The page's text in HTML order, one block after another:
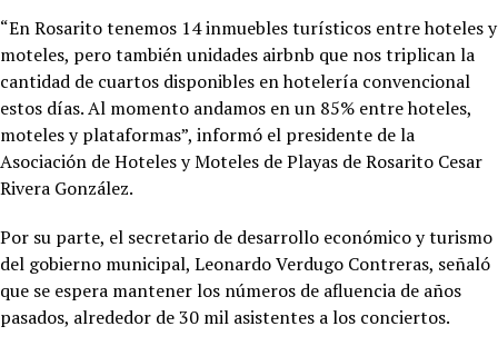
“En Rosarito tenemos 14 inmuebles turísticos entre hoteles y
moteles, pero también unidades airbnb que nos triplican la
cantidad de cuartos disponibles en hotelería convencional
estos días. Al momento andamos en un 85% entre hoteles,
moteles y plataformas”, informó el presidente de la
Asociación de Hoteles y Moteles de Playas de Rosarito Cesar
Rivera González.
Por su parte, el secretario de desarrollo económico y turismo
del gobierno municipal, Leonardo Verdugo Contreras, señaló
que se espera mantener los números de afluencia de años
pasados, alrededor de 30 mil asistentes a los conciertos.